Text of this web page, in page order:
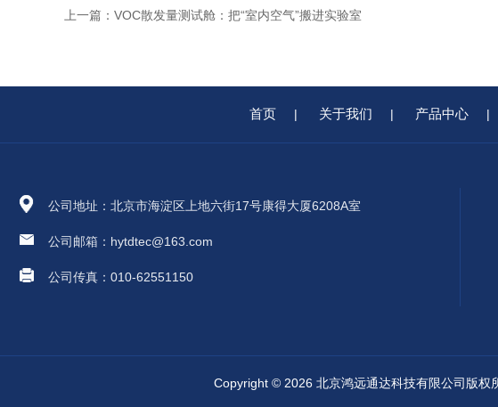
上一篇： VOC散发量测试舱：把“室内空气”搬进实验室
首页 | 关于我们 | 产品中心 |
公司地址：北京市海淀区上地六街17号康得大厦6208A室
公司邮箱：hytdtec@163.com
公司传真：010-62551150
Copyright © 2026 北京鸿远通达科技有限公司版权